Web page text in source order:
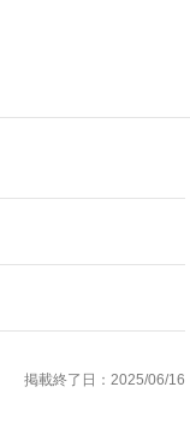
掲載終了日：2025/06/16